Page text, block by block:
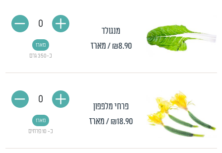
מנגולד
₪8.90 / מארז
כ-350 גרם
מארז
0
פרחי מלפפון
₪18.90/ מארז
כ- 10 פרחים
מארז
0